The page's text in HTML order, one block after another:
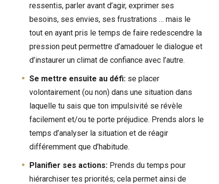
ressentis, parler avant d’agir, exprimer ses
besoins, ses envies, ses frustrations … mais le
tout en ayant pris le temps de faire redescendre la
pression peut permettre d’amadouer le dialogue et
d’instaurer un climat de confiance avec l’autre.
Se mettre ensuite au défi: se placer
volontairement (ou non) dans une situation dans
laquelle tu sais que ton impulsivité se révèle
facilement et/ou te porte préjudice. Prends alors le
temps d’analyser la situation et de réagir
différemment que d’habitude.
Planifier ses actions: Prends du temps pour
hiérarchiser tes priorités; cela permet ainsi de